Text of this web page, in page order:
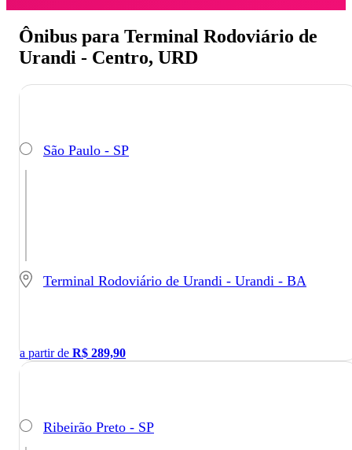
Ônibus para Terminal Rodoviário de
Urandi - Centro, URD
São Paulo - SP
Terminal Rodoviário de Urandi - Urandi - BA
a partir de R$ 289,90
Ribeirão Preto - SP